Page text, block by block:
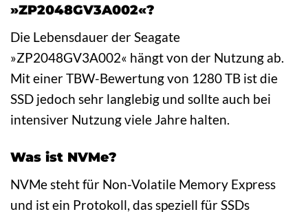
»ZP2048GV3A002«?
Die Lebensdauer der Seagate
»ZP2048GV3A002« hängt von der Nutzung ab.
Mit einer TBW-Bewertung von 1280 TB ist die
SSD jedoch sehr langlebig und sollte auch bei
intensiver Nutzung viele Jahre halten.
Was ist NVMe?
NVMe steht für Non-Volatile Memory Express
und ist ein Protokoll, das speziell für SSDs